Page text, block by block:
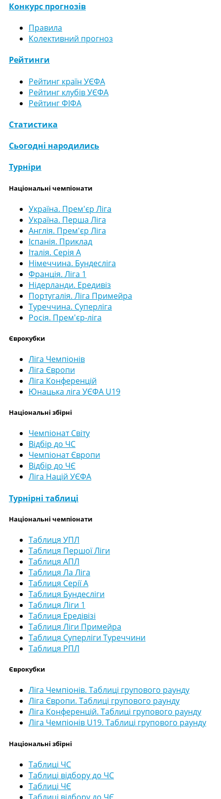
Конкурс прогнозів
Правила
Колективний прогноз
Рейтинги
Рейтинг країн УЄФА
Рейтинг клубів УЄФА
Рейтинг ФІФА
Статистика
Сьогодні народились
Турніри
Національні чемпіонати
Україна. Прем'єр Ліга
Україна. Перша Ліга
Англія. Прем'єр Ліга
Іспанія. Приклад
Італія. Серія А
Німеччина. Бундесліга
Франція. Ліга 1
Нідерланди. Ередивіз
Португалія. Ліга Примейра
Туреччина. Суперліга
Росія. Прем'єр-ліга
Єврокубки
Ліга Чемпіонів
Ліга Європи
Ліга Конференцій
Юнацька ліга УЄФА U19
Національні збірні
Чемпіонат Світу
Відбір до ЧС
Чемпіонат Європи
Відбір до ЧЄ
Ліга Націй УЄФА
Турнірні таблиці
Національні чемпіонати
Таблиця УПЛ
Таблиця Першої Ліги
Таблиця АПЛ
Таблиця Ла Ліга
Таблиця Серії А
Таблиця Бундесліги
Таблиця Ліги 1
Таблиця Ередівізі
Таблиця Ліги Примейра
Таблиця Суперліги Туреччини
Таблиця РПЛ
Єврокубки
Ліга Чемпіонів. Таблиці групового раунду
Ліга Європи. Таблиці групового раунду
Ліга Конференцій. Таблиці групового раунду
Ліга Чемпіонів U19. Таблиці групового раунду
Національні збірні
Таблиці ЧС
Таблиці відбору до ЧС
Таблиці ЧЄ